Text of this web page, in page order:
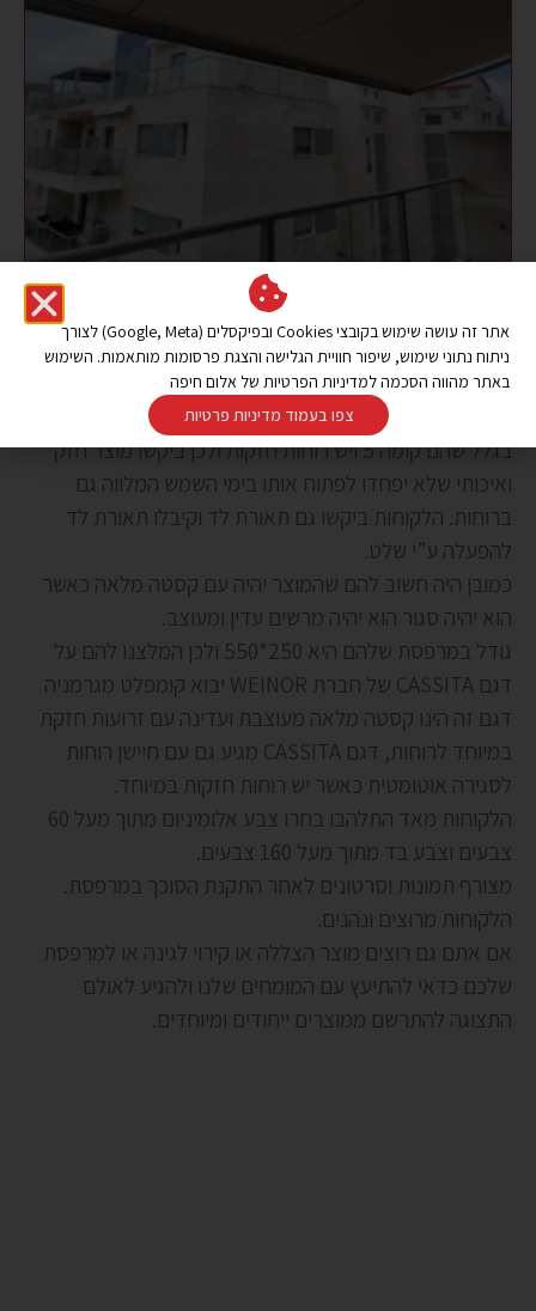
לקוחות מחיפה שנכנסו לבית חדש הגיעו אלנו לאולם התצוגה
והתעניינו להצללת המרפסתשלהם, מה שהיה להם חשוב זה
הצללה והפחתת חום בימי השמש החמים, הם חששו מאד
בגלל שהם קומה 5 ויש רוחות חזקות ולכן ביקשו מוצר חזק
ואיכותי שלא יפחדו לפתוח אותו בימי השמש המלווה גם
ברוחות. הלקוחות ביקשו גם תאורת לד וקיבלו תאורת לד
להפעלה ע”י שלט.
כמובן היה חשוב להם שהמוצר יהיה עם קסטה מלאה כאשר
הוא יהיה סגור הוא יהיה מרשים עדין ומעוצב.
גודל במרפסת שלהם היא 250*550 ולכן המלצנו להם על
דגם CASSITA של חברת WEINOR יבוא קומפלט מגרמניה
דגם זה הינו קסטה מלאה מעוצבת ועדינה עם זרועות חזקת
במיוחד לרוחות, דגם CASSITA מגיע גם עם חיישן רוחות
לסגירה אוטומטית כאשר יש רוחות חזקות במיוחד.
הלקוחות מאד התלהבו בחרו צבע אלומיניום מתוך מעל 60
צבעים וצבע בד מתוך מעל 160 צבעים.
מצורף תמונות וסרטונים לאחר התקנת הסוכך במרפסת.
הלקוחות מרוצים ונהנים.
אם אתם גם רוצים מוצר הצללה או קירוי לגינה או למרפסת
שלכם כדאי להתיעץ עם המומחים שלנו ולהגיע לאולם
התצוגה להתרשם ממוצרים ייחודים ומיוחדים.
אתר זה עושה שימוש בקובצי Cookies ובפיקסלים (Google, Meta) לצורך
ניתוח נתוני שימוש, שיפור חוויית הגלישה והצגת פרסומות מותאמות. השימוש
באתר מהווה הסכמה למדיניות הפרטיות של אלום חיפה
צפו בעמוד מדיניות פרטיות